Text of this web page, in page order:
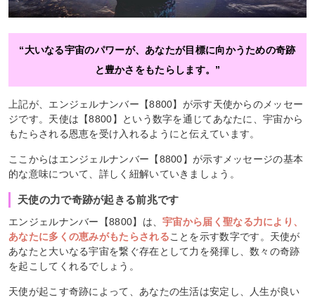
“大いなる宇宙のパワーが、あなたが目標に向かうための奇跡
と豊かさをもたらします。”
上記が、エンジェルナンバー【8800】が示す天使からのメッセー
ジです。天使は【8800】という数字を通じてあなたに、宇宙から
もたらされる恩恵を受け入れるようにと伝えています。
ここからはエンジェルナンバー【8800】が示すメッセージの基本
的な意味について、詳しく紐解いていきましょう。
天使の力で奇跡が起きる前兆です
エンジェルナンバー【8800】は、宇宙から届く聖なる力により、
あなたに多くの恵みがもたらされることを示す数字です。天使が
あなたと大いなる宇宙を繋ぐ存在として力を発揮し、数々の奇跡
を起こしてくれるでしょう。
天使が起こす奇跡によって、あなたの生活は安定し、人生が良い